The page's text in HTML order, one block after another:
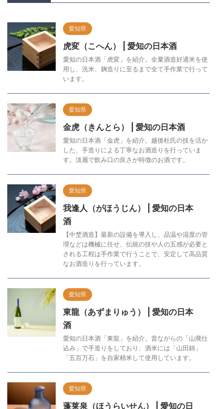
愛知県
虎変（こへん） | 愛知の日本酒
愛知の日本酒「虎変」を紹介。全量酒造好適米を使
用し、洗米、麹造りに至るまで全て手作業で行って
います。
愛知県
金虎（きんとら） | 愛知の日本酒
愛知の日本酒「金虎」を紹介。越後杜氏の技を活か
した、手造りによる丁寧なお酒造りを行っていま
す。淡麗で飲み口の良さが特徴のお酒です。
愛知県
我逢人（がほうじん） | 愛知の日本
酒
【中埜酒造】最新の設備を導入し、品温や湿度の管
理などは機械に任せ、伝統の技や人の五感が必要と
される工程は手作業で行うことで、安定して高品質
なお酒造りを行っています。
愛知県
東龍（あずまりゅう） | 愛知の日本
酒
愛知の日本酒「東龍」を紹介。昔ながらの「山廃仕
込み」で手造りをしており、酒米には「山田錦」
「五百万石」を自家精米して使用しています。
愛知県
蓬莱泉（ほうらいせん） | 愛知の日